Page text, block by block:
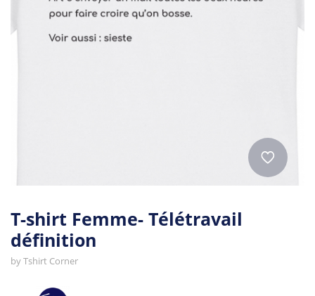
T-shirt Femme- Télétravail
définition
byTshirt Corner